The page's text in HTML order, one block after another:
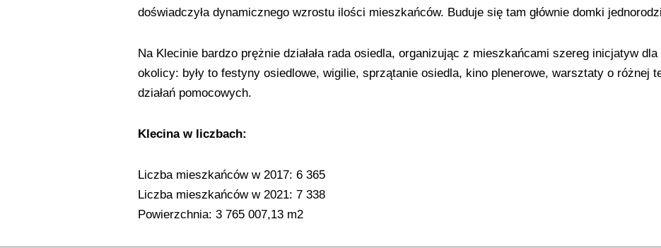
doświadczyła dynamicznego wzrostu ilości mieszkańców. Buduje się tam głównie domki
Na Klecinie bardzo prężnie działała rada osiedla, organizując z mieszkańcami szereg inicjatyw dla
okolicy: były to festyny osiedlowe, wigilie, sprzątanie osiedla, kino plenerowe, warsztaty o różnej
działań pomocowych.
Klecina w liczbach:
Liczba mieszkańców w 2017: 6 365
Liczba mieszkańców w 2021: 7 338
Powierzchnia: 3 765 007,13 m2